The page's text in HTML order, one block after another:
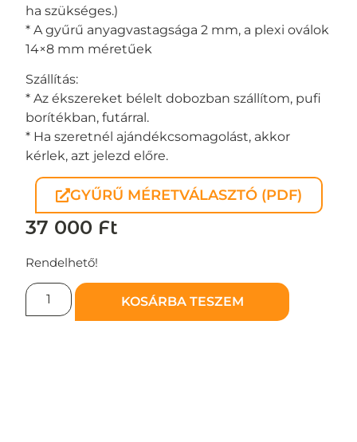
ha szükséges.)
* A gyűrű anyagvastagsága 2 mm, a plexi oválok
14×8 mm méretűek
Szállítás:
* Az ékszereket bélelt dobozban szállítom, pufi
borítékban, futárral.
* Ha szeretnél ajándékcsomagolást, akkor
kérlek, azt jelezd előre.
GYŰRŰ MÉRETVÁLASZTÓ (PDF)
37 000 Ft
Rendelhető!
KOSÁRBA TESZEM